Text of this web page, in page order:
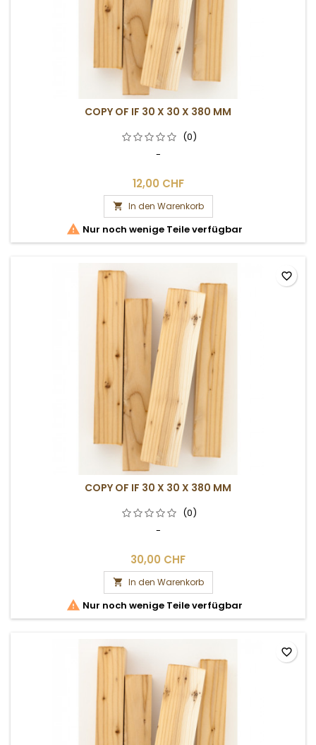
COPY OF IF 30 X 30 X 380 MM
(0)
-
12,00 CHF
 In den Warenkorb
 Nur noch wenige Teile verfügbar
COPY OF IF 30 X 30 X 380 MM
(0)
-
30,00 CHF
 In den Warenkorb
 Nur noch wenige Teile verfügbar
favorite_border
favorite_border